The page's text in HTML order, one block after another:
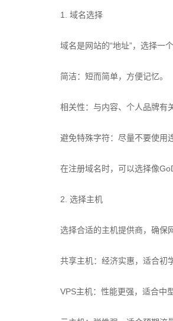
1. 域名选择
域名是网站的“地址”，选择一
简洁：短而简单，方便记忆。
相关性：与内容、个人品牌有
避免特殊字符：尽量不要使用
在注册域名时，可以选择像
2. 选择主机
选择合适的主机提供商，确保
共享主机：经济实惠，适合初
VPS主机：性能更强，适合中